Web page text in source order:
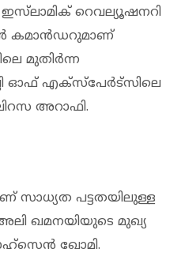
റെവല്യൂഷനറി
കമാന്‍ഡറുമാണ്
മുതിര്‍ന്ന
ഓഫ് എക്‌സ്‌പേര്‍ട്‌സിലെ
അറാഫി.
സാധ്യത പട്ടതയിലുള്ള
ഖമനയിയുടെ മുഖ്യ
ഖോമി.